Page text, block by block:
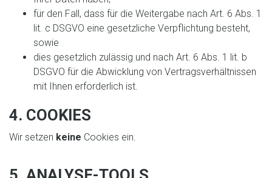
für den Fall, dass für die Weitergabe nach Art. 6 Abs. 1
lit. c DSGVO eine gesetzliche Verpflichtung besteht,
sowie
dies gesetzlich zulässig und nach Art. 6 Abs. 1 lit. b
DSGVO für die Abwicklung von Vertragsverhältnissen
mit Ihnen erforderlich ist.
4. COOKIES
Wir setzen keine Cookies ein.